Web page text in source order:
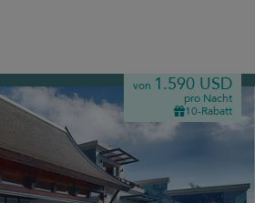
von 1.590 USD
pro Nacht
10-Rabatt